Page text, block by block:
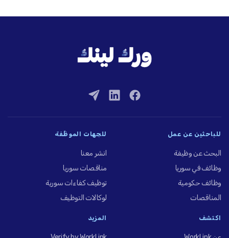
للباحثين عن عمل
البحث عن وظيفة
وظائف في سوريا
وظائف حكومية
المناقصات
للجهات الموظِّفة
انشر معنا
مناقصات سوريا
توظيف كفاءات سورية
لوكالات التوظيف
اكتشف المزيد